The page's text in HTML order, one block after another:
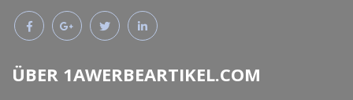
ÜBER 1AWERBEARTIKEL.COM